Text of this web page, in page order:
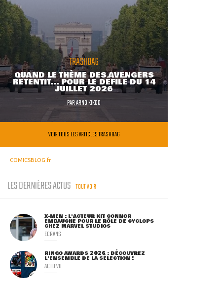
TRASHBAG
QUAND LE THÈME DES AVENGERS
RETENTIT... POUR LE DÉFILÉ DU 14
JUILLET 2026
PARARNO KIKOO
VOIR TOUS LES ARTICLES TRASHBAG
COMICSBLOG.fr
LES DERNIÈRES ACTUS TOUT VOIR
X-MEN : L'ACTEUR KIT CONNOR
EMBAUCHÉ POUR LE RÔLE DE CYCLOPS
CHEZ MARVEL STUDIOS
ECRANS
RINGO AWARDS 2026 : DÉCOUVREZ
L'ENSEMBLE DE LA SÉLECTION !
ACTU VO